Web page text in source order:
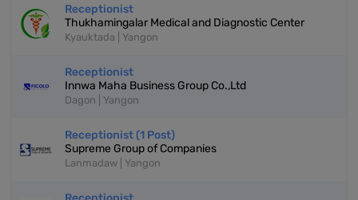
Receptionist
Thukhamingalar Medical and Diagnostic Center
Kyauktada | Yangon
Receptionist
Innwa Maha Business Group Co.,Ltd
Dagon | Yangon
Receptionist (1 Post)
Supreme Group of Companies
Lanmadaw | Yangon